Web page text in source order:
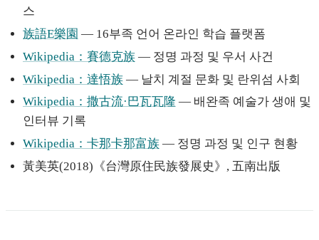
스
族語E樂園 — 16부족 언어 온라인 학습 플랫폼
Wikipedia：賽德克族 — 정명 과정 및 우서 사건
Wikipedia：達悟族 — 날치 계절 문화 및 란위섬 사회
Wikipedia：撒古流·巴瓦瓦隆 — 배완족 예술가 생애 및
인터뷰 기록
Wikipedia：卡那卡那富族 — 정명 과정 및 인구 현황
黃美英(2018)《台灣原住民族發展史》, 五南出版